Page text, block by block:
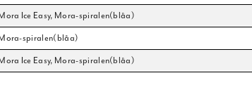
Ice Easy, Mora-spiralen(blåa)
spiralen(blåa)
Ice Easy, Mora-spiralen(blåa)